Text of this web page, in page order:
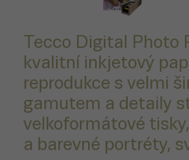
Tecco Digital Photo
kvalitní inkjetový
reprodukce s velmi
gamutem a detaily
velkoformátové
a barevné portréty,